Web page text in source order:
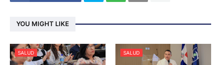
YOU MIGHT LIKE
SALUD SALUD